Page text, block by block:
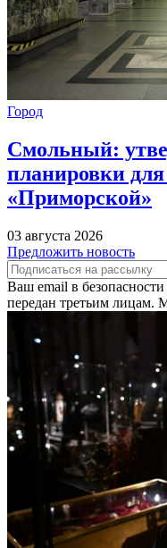
Город
Смольный:
планировки
«Приморской»
03 августа 2026
Предложить новость
Ваш email в
передан третьим лицам.